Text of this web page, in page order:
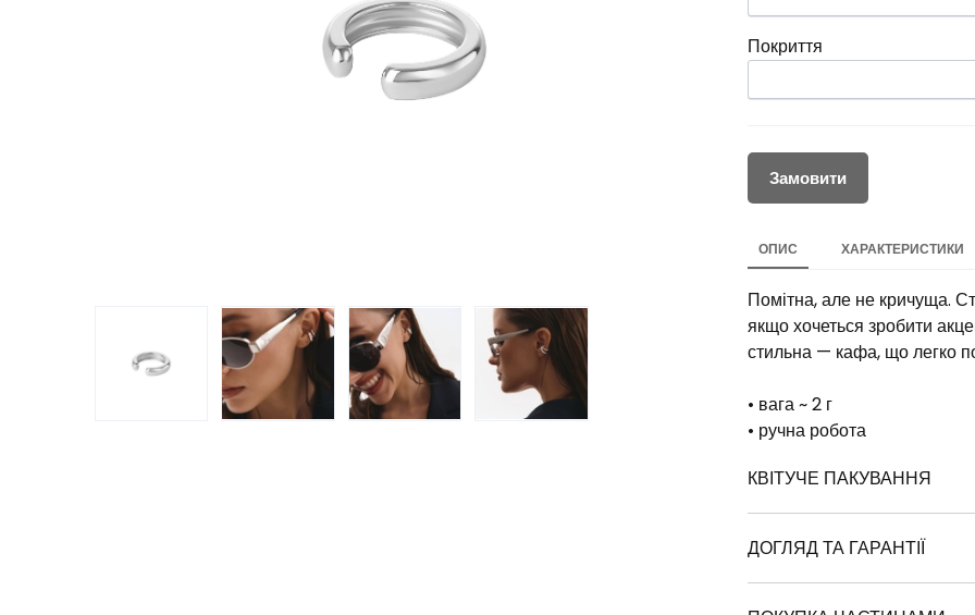
Покриття
Замовити
ОПИС ХАРАКТЕРИСТИКИ
Помітна, але не кричуща.
якщо хочеться зробити
стильна — кафа, що легко
• вага ~ 2 г
• ручна робота
КВІТУЧЕ ПАКУВАННЯ
диво! Порвіть картон на
вас порадують квіти. А
пакування повністю
ДОГЛЯД ТА ГАРАНТІЇ